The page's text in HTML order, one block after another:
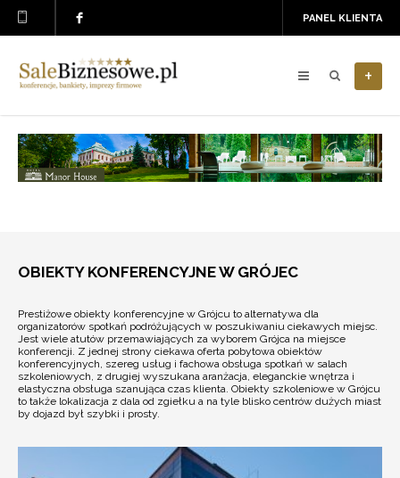
PANEL KLIENTA
+
OBIEKTY KONFERENCYJNE W GRÓJEC
Prestiżowe obiekty konferencyjne w Grójcu to alternatywa dla
organizatorów spotkań podróżujących w poszukiwaniu ciekawych miejsc.
Jest wiele atutów przemawiających za wyborem Grójca na miejsce
konferencji. Z jednej strony ciekawa oferta pobytowa obiektów
konferencyjnych, szereg usług i fachowa obsługa spotkań w salach
szkoleniowych, z drugiej wyszukana aranżacja, eleganckie wnętrza i
elastyczna obsługa szanująca czas klienta. Obiekty szkoleniowe w Grójcu
to także lokalizacja z dala od zgiełku a na tyle blisko centrów dużych miast
by dojazd był szybki i prosty.